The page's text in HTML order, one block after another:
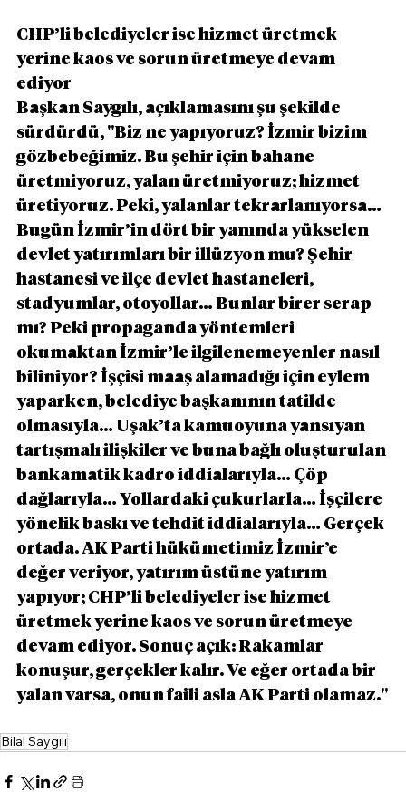
CHP’li belediyeler ise hizmet üretmek
yerine kaos ve sorun üretmeye devam
ediyor
Başkan Saygılı, açıklamasını şu şekilde
sürdürdü, ''Biz ne yapıyoruz? İzmir bizim
gözbebeğimiz. Bu şehir için bahane
üretmiyoruz, yalan üretmiyoruz; hizmet
üretiyoruz. Peki, yalanlar tekrarlanıyorsa…
Bugün İzmir’in dört bir yanında yükselen
devlet yatırımları bir illüzyon mu? Şehir
hastanesi ve ilçe devlet hastaneleri,
stadyumlar, otoyollar… Bunlar birer serap
mı? Peki propaganda yöntemleri
okumaktan İzmir’le ilgilenemeyenler nasıl
biliniyor? İşçisi maaş alamadığı için eylem
yaparken, belediye başkanının tatilde
olmasıyla… Uşak’ta kamuoyuna yansıyan
tartışmalı ilişkiler ve buna bağlı oluşturulan
bankamatik kadro iddialarıyla… Çöp
dağlarıyla… Yollardaki çukurlarla… İşçilere
yönelik baskı ve tehdit iddialarıyla… Gerçek
ortada. AK Parti hükümetimiz İzmir’e
değer veriyor, yatırım üstüne yatırım
yapıyor; CHP’li belediyeler ise hizmet
üretmek yerine kaos ve sorun üretmeye
devam ediyor. Sonuç açık: Rakamlar
konuşur, gerçekler kalır. Ve eğer ortada bir
yalan varsa, onun faili asla AK Parti olamaz.''
Bilal Saygılı